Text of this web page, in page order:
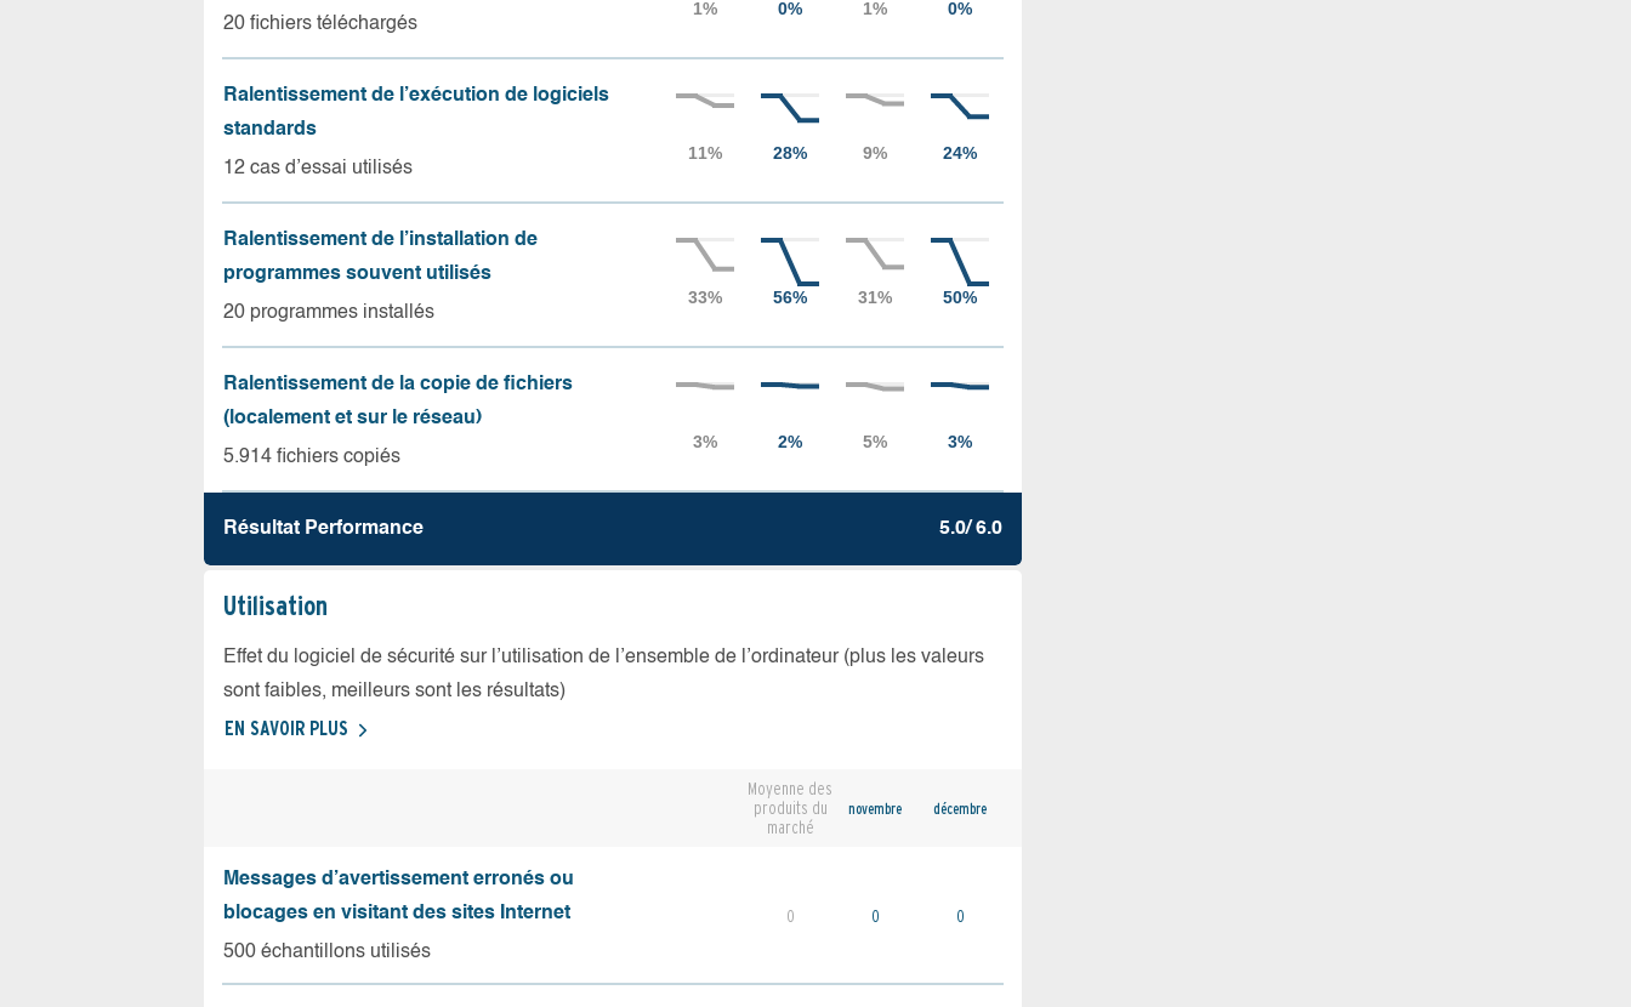
20 fichiers téléchargés
Ralentissement de l’exécution de logiciels
standards
12 cas d’essai utilisés
Ralentissement de l’installation de
programmes souvent utilisés
20 programmes installés
Ralentissement de la copie de fichiers
(localement et sur le réseau)
5.914 fichiers copiés
Résultat Performance 5.0/ 6.0
Utilisation
Effet du logiciel de sécurité sur l’utilisation de l’ensemble de l’ordinateur (plus les valeurs
sont faibles, meilleurs sont les résultats)
EN SAVOIR PLUS
Moyenne des
produits du
marché
novembre décembre
Messages d’avertissement erronés ou
blocages en visitant des sites Internet
500 échantillons utilisés
0 0 0